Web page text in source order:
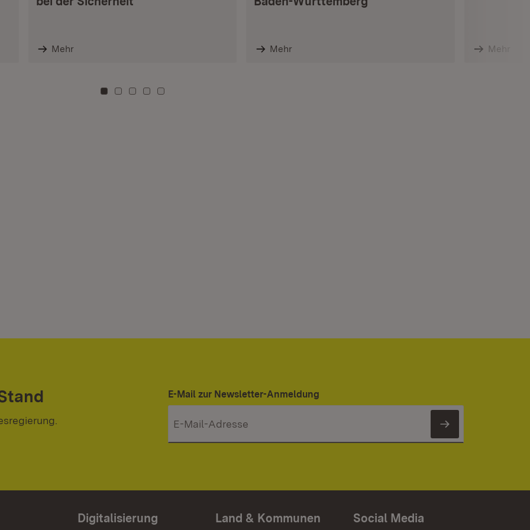
Mehr Mehr Mehr
Zu Kachel: 0
Zu Kachel: 3
Zu Kachel: 6
Zu Kachel: 9
Zu Kachel: 12
E-Mail zur Newsletter-Anmeldung
Newsletter
Digitalisierung Land & Kommunen Social Media